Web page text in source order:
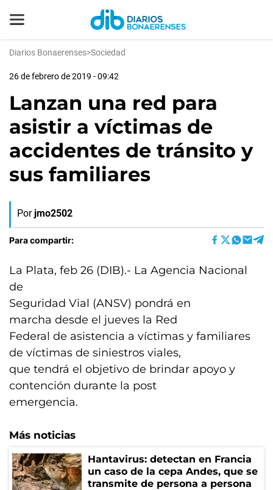
Diarios Bonaerenses>Sociedad
26 de febrero de 2019 - 09:42
Lanzan una red para
asistir a víctimas de
accidentes de tránsito y
sus familiares
Por jmo2502
Para compartir:
La Plata, feb 26 (DIB).- La Agencia Nacional
de
Seguridad Vial (ANSV) pondrá en
marcha desde el jueves la Red
Federal de asistencia a víctimas y familiares
de víctimas de siniestros viales,
que tendrá el objetivo de brindar apoyo y
contención durante la post
emergencia.
Más noticias
Hantavirus: detectan en Francia
un caso de la cepa Andes, que se
transmite de persona a persona